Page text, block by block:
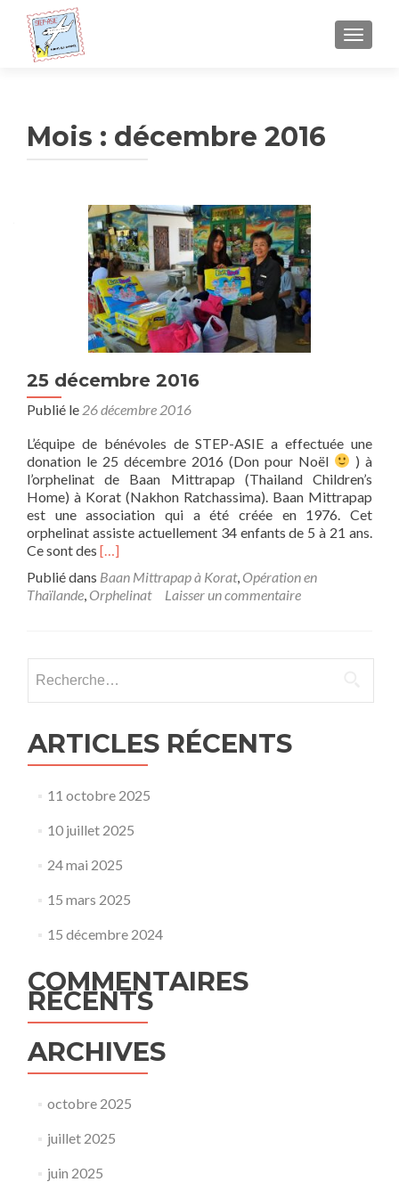
Mois : décembre 2016
25 décembre 2016
Publié le 26 décembre 2016
L’équipe de bénévoles de STEP-ASIE a effectuée une
donation le 25 décembre 2016 (Don pour Noël
) à
l’orphelinat de Baan Mittrapap (Thailand Children’s
Home) à Korat (Nakhon Ratchassima). Baan Mittrapap
est une association qui a été créée en 1976. Cet
orphelinat assiste actuellement 34 enfants de 5 à 21 ans.
Ce sont des En
plus
sur25
[…]
Publié dans Baan Mittrapap à Korat, Opération en
Thaïlande, Orphelinat Laisser un commentaire
ARTICLES RÉCENTS
11 octobre 2025
10 juillet 2025
24 mai 2025
15 mars 2025
15 décembre 2024
COMMENTAIRES
RÉCENTS
ARCHIVES
octobre 2025
juillet 2025
juin 2025